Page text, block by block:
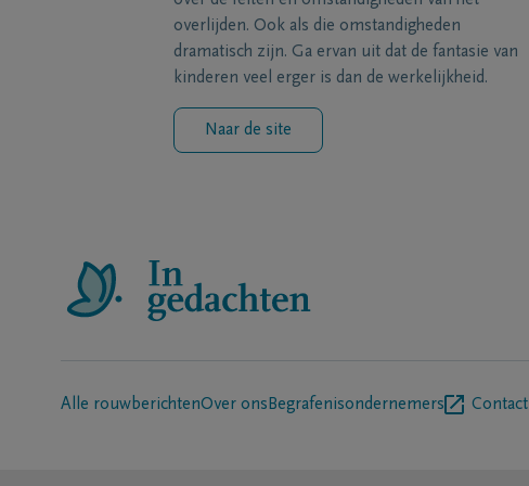
overlijden. Ook als die omstandigheden
dramatisch zijn. Ga ervan uit dat de fantasie van
kinderen veel erger is dan de werkelijkheid.
Naar de site
Alle rouwberichtenOver ons Begrafenisondernemers Contact